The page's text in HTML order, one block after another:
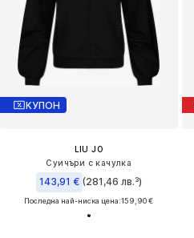
КУПОН
LIU JO
Суичъри с качулка
143,91 € (281,46 лв.³)
Последна най-ниска цена:159,90 €